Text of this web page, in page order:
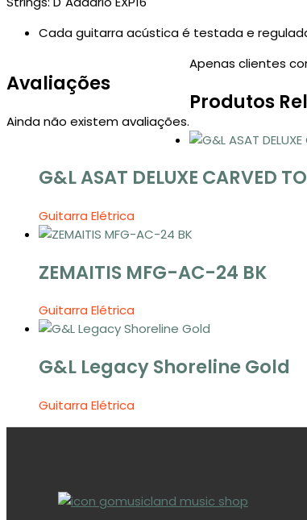
Cada guitarra acústica é testada e
Avaliações
Ainda não existem avaliações.
Apenas clientes
Produtos
G&L ASAT DELUXE CARVED
Guitarra Elétrica
ZEMAITIS MFG-AC-24 BK
Guitarra Elétrica
G&L Legacy Shoreline Gold
Guitarra Elétrica